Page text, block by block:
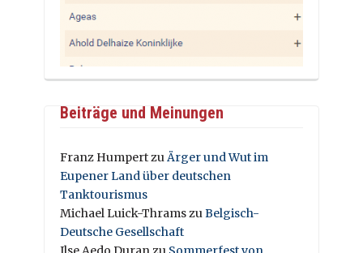
Beiträge und Meinungen
Franz HumpertzuÄrger und Wut im
Eupener Land über deutschen
Tanktourismus
Michael Luick-ThramszuBelgisch-
Deutsche Gesellschaft